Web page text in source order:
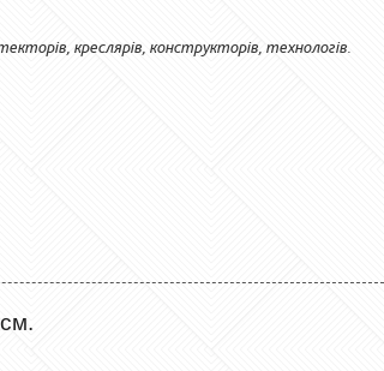
креслярів, конструкторів, технологів.